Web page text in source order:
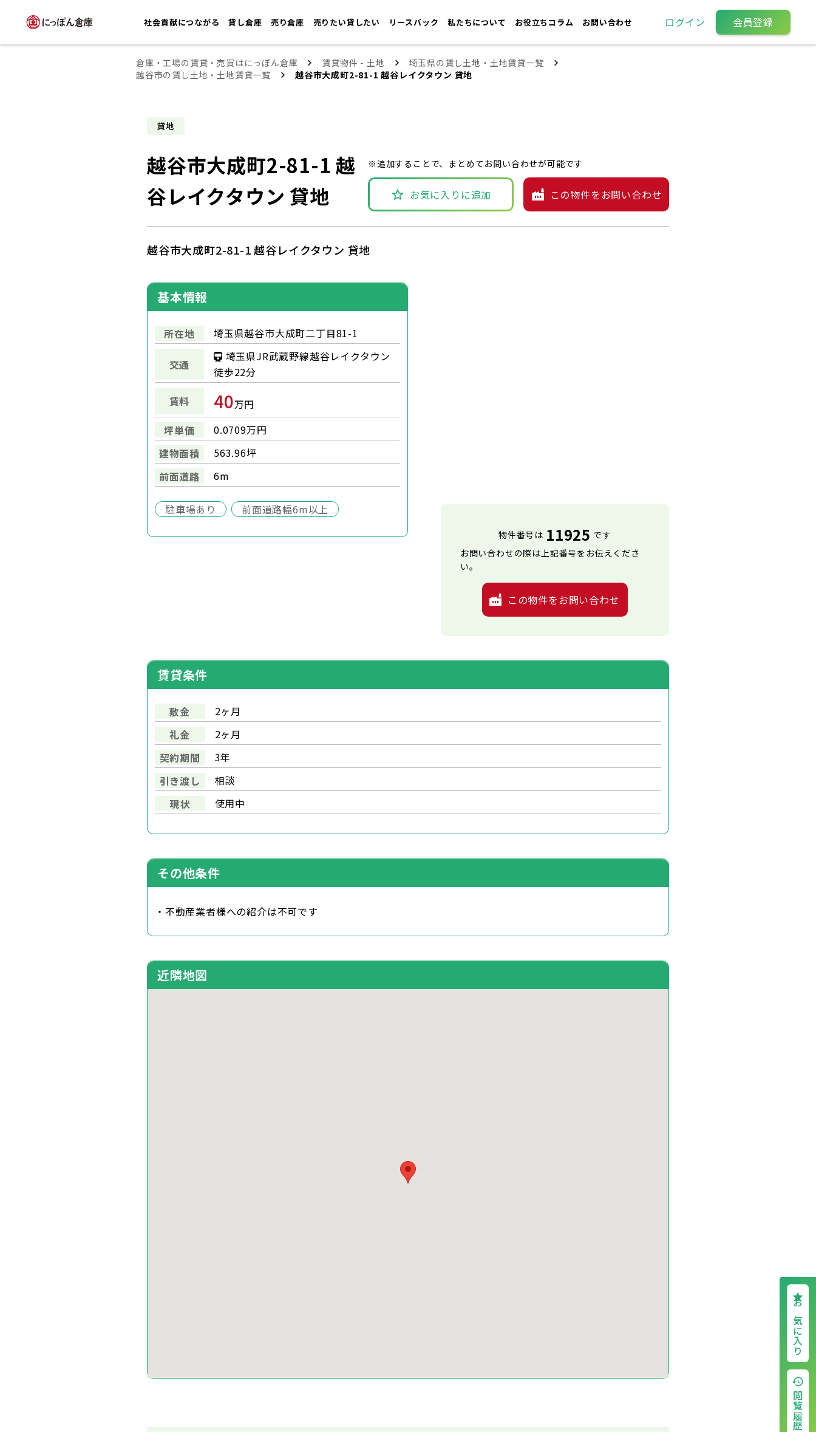
社会貢献につながる 貸し倉庫 売り倉庫 売りたい貸したい リースバック 私たちについて お役立ちコラム お問い合わせ ログイン 会員登録
倉庫・工場の賃貸・売買はにっぽん倉庫 賃貸物件 - 土地
埼玉県の賃し土地・土地賃貸一覧
越谷市の賃し土地・土地賃貸一覧
越谷市大成町2-81-1 越谷レイクタウン 貸地
お気に入り
閲覧履歴
貸地
越谷市大成町2-81-1 越
谷レイクタウン 貸地
※追加することで、まとめてお問い合わせが可能です
お気に入りに追加 この物件をお問い合わせ
越谷市大成町2-81-1 越谷レイクタウン 貸地
基本情報
所在地 埼玉県越谷市大成町二丁目81-1
交通
埼玉県JR武蔵野線越谷レイクタウン
徒歩22分
賃料
40万円
坪単価
0.0709万円
建物面積
563.96坪
前面道路
6m
駐車場あり 前面道路幅6m以上
物件番号は 11925 です
お問い合わせの際は上記番号をお伝えくださ
い。
この物件をお問い合わせ
賃貸条件
敷金
2ヶ月
礼金
2ヶ月
契約期間
3年
引き渡し
相談
現状
使用中
その他条件
・不動産業者様への紹介は不可です
近隣地図